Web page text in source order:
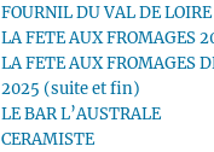
FOURNIL DU VAL DE LOIRE
LA FETE AUX FROMAGES
LA FETE AUX FROMAGES
2025 (suite et fin)
LE BAR L’AUSTRALE
CERAMISTE